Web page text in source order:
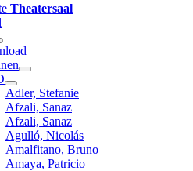
Theatersaal
Adler, Stefanie
Afzali, Sanaz
Afzali, Sanaz
Agulló, Nicolás
Amalfitano, Bruno
Amaya, Patricio